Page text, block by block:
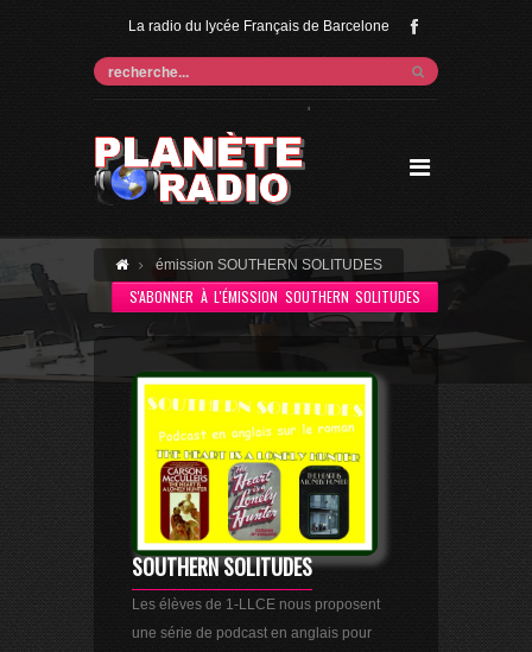
La radio du lycée Français de Barcelone
'
émission SOUTHERN SOLITUDES
S'ABONNER À L'ÉMISSION SOUTHERN SOLITUDES
SOUTHERN SOLITUDES
Les élèves de 1-LLCE nous proposent
une série de podcast en anglais pour